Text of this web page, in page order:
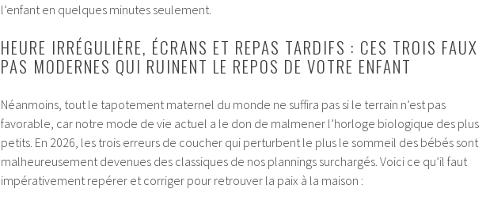
l’enfant en quelques minutes seulement.
HEURE IRRÉGULIÈRE, ÉCRANS ET REPAS TARDIFS : CES TROIS FAUX
PAS MODERNES QUI RUINENT LE REPOS DE VOTRE ENFANT
Néanmoins, tout le tapotement maternel du monde ne suffira pas si le terrain n’est pas
favorable, car notre mode de vie actuel a le don de malmener l’horloge biologique des plus
petits. En 2026, les trois erreurs de coucher qui perturbent le plus le sommeil des bébés sont
malheureusement devenues des classiques de nos plannings surchargés. Voici ce qu’il faut
impérativement repérer et corriger pour retrouver la paix à la maison :